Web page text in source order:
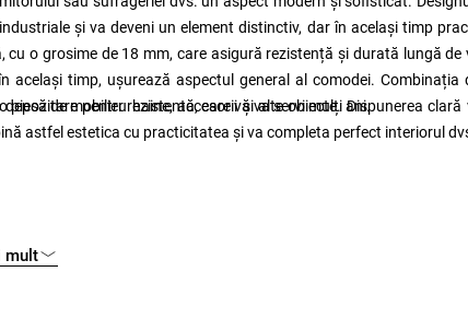
și va deveni un element distinctiv, dar în același timp
o grosime de 18 mm, care asigură rezistență și durată lungă de
timp, ușurează aspectul general al comodei. Combinația
de mobilier rezistentă, care vă va servi mulți ani.
pentru haine, accesorii și alte obiecte. Dispunerea clară
astfel estetica cu practicitatea și va completa perfect interiorul
mult